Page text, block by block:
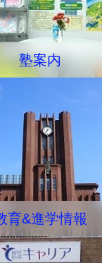
塾案内
育&進学情報